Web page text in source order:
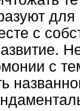
с
с